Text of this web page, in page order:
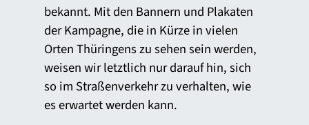
bekannt. Mit den Bannern und Plakaten
der Kampagne, die in Kürze in vielen
Orten Thüringens zu sehen sein werden,
weisen wir letztlich nur darauf hin, sich
so im Straßenverkehr zu verhalten, wie
es erwartet werden kann.